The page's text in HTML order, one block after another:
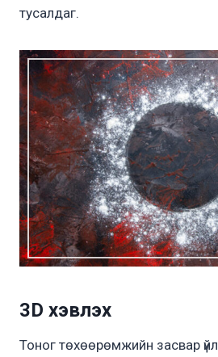
тусалдаг.
3D хэвлэх
Тоног төхөөрөмжийн засвар